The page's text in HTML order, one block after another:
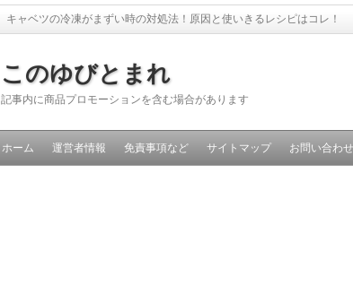
キャベツの冷凍がまずい時の対処法！原因と使いきるレシピはコレ！
このゆびとまれ
記事内に商品プロモーションを含む場合があります
ホーム 運営者情報 免責事項など サイトマップ お問い合わせ